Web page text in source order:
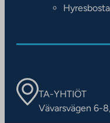
TA-YHTIÖT
Vävarsvägen 6-